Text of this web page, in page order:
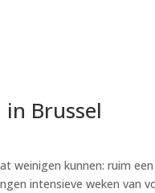
Brussel
weinigen kunnen: ruim
intensieve weken van